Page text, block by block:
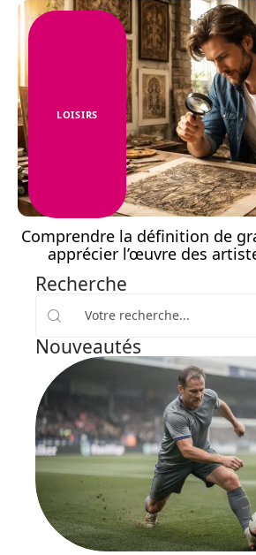
LOISIRS
Comprendre la définition de
apprécier l’œuvre des
Recherche
Nouveautés